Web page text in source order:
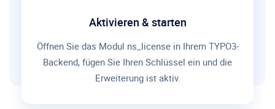
Aktivieren & starten
Öffnen Sie das Modul ns_license in Ihrem TYPO3-
Backend, fügen Sie Ihren Schlüssel ein und die
Erweiterung ist aktiv.